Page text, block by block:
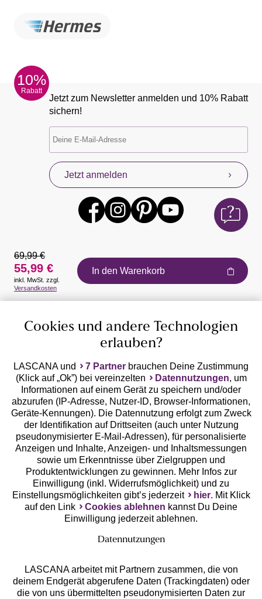
10%
Rabatt
Jetzt zum Newsletter anmelden und 10% Rabatt
sichern!
Jetzt anmelden
Auszeichnungen
Geprüfte Sicherheit
Unsere Apps
Services
69,99 €
55,99 €
inkl. MwSt. zzgl.
Versandkosten
In den Warenkorb
Cookies und andere Technologien
erlauben?
LASCANA und 7 Partner brauchen Deine Zustimmung
(Klick auf „Ok”) bei vereinzelten
Datennutzungen, um
Informationen auf einem Gerät zu speichern und/oder
abzurufen (IP-Adresse, Nutzer-ID, Browser-Informationen,
Geräte-Kennungen). Die Datennutzung erfolgt zum Zweck
der Identifikation auf Drittseiten (auch unter Nutzung
pseudonymisierter E-Mail-Adressen), für personalisierte
Anzeigen und Inhalte, Anzeigen- und Inhaltsmessungen
sowie um Erkenntnisse über Zielgruppen und
Produktentwicklungen zu gewinnen. Mehr Infos zur
Einwilligung (inkl. Widerrufsmöglichkeit) und zu
Einstellungsmöglichkeiten gibt’s jederzeit
hier. Mit Klick
auf den Link
Cookies ablehnen kannst Du Deine
Einwilligung jederzeit ablehnen.
Datennutzungen
LASCANA arbeitet mit Partnern zusammen, die von
deinem Endgerät abgerufene Daten (Trackingdaten) oder
die von uns übermittelten pseudonymisierten Daten zur